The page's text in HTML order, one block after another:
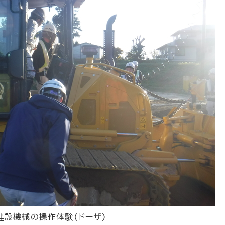
機械の操作体験(ドーザ)